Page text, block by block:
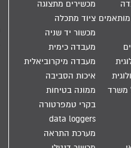
מכשירים מתצוגה
ציוד מתכלה
מכשור יד שניה
מעבדה כימית
מעבדה מיקרוביאלית
איכות הסביבה
של משרד
ממונה בטיחות
בקרי טמפרטורה
data loggers
מערכת התראה